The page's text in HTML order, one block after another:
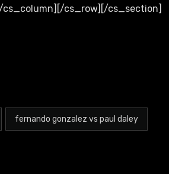
cs_row][/cs_section]
fernando gonzalez vs paul daley